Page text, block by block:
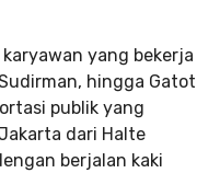
yang bekerja
hingga Gatot
publik yang
dari Halte
berjalan kaki